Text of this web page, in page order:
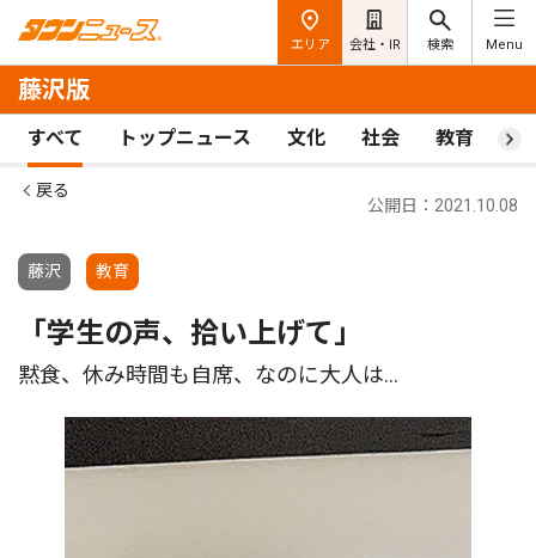
エリア 会社・IR 検索 Menu
藤沢版
すべて トップニュース 文化 社会 教育 ス
戻る
藤沢 教育
公開日：2021.10.08
「学生の声、拾い上げて」
黙食、休み時間も自席、なのに大人は…